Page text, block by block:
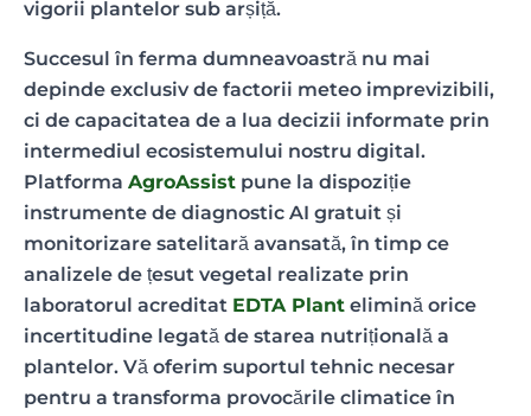
vigorii plantelor sub arșiță.
Succesul în ferma dumneavoastră nu mai
depinde exclusiv de factorii meteo imprevizibili,
ci de capacitatea de a lua decizii informate prin
intermediul ecosistemului nostru digital.
Platforma AgroAssist pune la dispoziție
instrumente de diagnostic AI gratuit și
monitorizare satelitară avansată, în timp ce
analizele de țesut vegetal realizate prin
laboratorul acreditat EDTA Plant elimină orice
incertitudine legată de starea nutrițională a
plantelor. Vă oferim suportul tehnic necesar
pentru a transforma provocările climatice în